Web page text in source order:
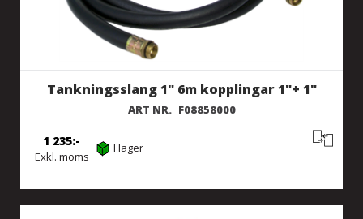
Tankningsslang 1" 6m kopplingar 1"+ 1"
ART NR. F08858000
Exkl. moms
1 235 I lager